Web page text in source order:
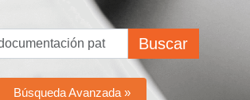
Buscar
Búsqueda Avanzada »